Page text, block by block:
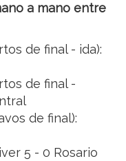
a mano entre
de final - ida):
de final -
de final):
5 - 0 Rosario